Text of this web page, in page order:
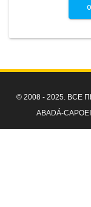
© 2008 - 2025.
ABADÁ-